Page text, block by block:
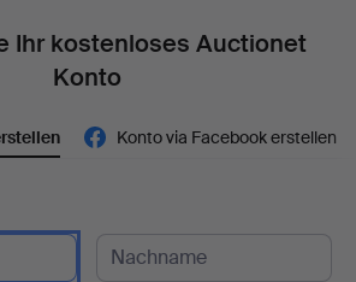
Ihr kostenloses Auctionet
Konto
Konto via Facebook erstellen